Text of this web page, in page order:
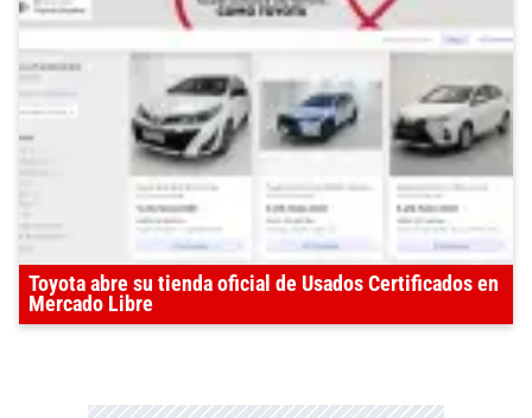
Toyota abre su tienda oficial de Usados Certificados en
Mercado Libre